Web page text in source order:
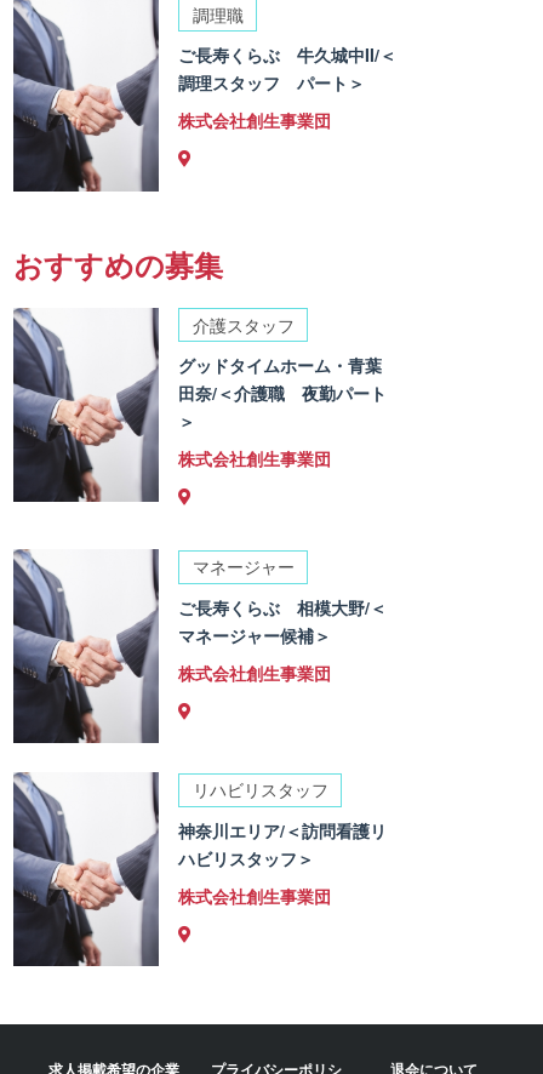
調理職
ご長寿くらぶ 牛久城中II/＜
調理スタッフ パート＞
株式会社創生事業団
おすすめの募集
介護スタッフ
グッドタイムホーム・青葉
田奈/＜介護職 夜勤パート
＞
株式会社創生事業団
マネージャー
ご長寿くらぶ 相模大野/＜
マネージャー候補＞
株式会社創生事業団
リハビリスタッフ
神奈川エリア/＜訪問看護リ
ハビリスタッフ＞
株式会社創生事業団
求人掲載希望の企業 プライバシーポリシ 退会について